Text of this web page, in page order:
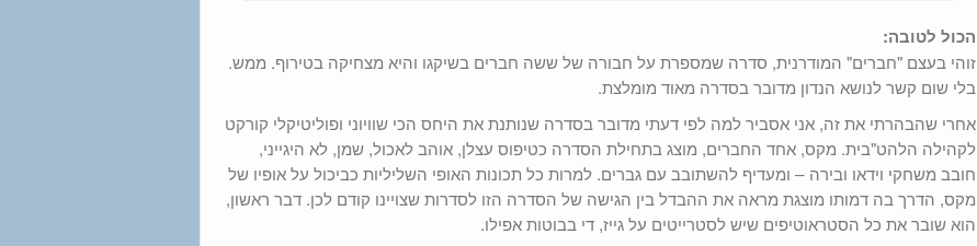
הכול לטובה:
זוהי בעצם "חברים" המודרנית, סדרה שמספרת על חבורה של ששה חברים בשיקגו והיא מצחיקה בטירוף. ממש.
בלי שום קשר לנושא הנדון מדובר בסדרה מאוד מומלצת.
אחרי שהבהרתי את זה, אני אסביר למה לפי דעתי מדובר בסדרה שנותנת את היחס הכי שוויוני ופוליטיקלי קורקט
לקהילה הלהט"בית. מקס, אחד החברים, מוצג בתחילת הסדרה כטיפוס עצלן, אוהב לאכול, שמן, לא היגייני,
חובב משחקי וידאו ובירה – ומעדיף להשתובב עם גברים. למרות כל תכונות האופי השליליות כביכול על אופיו של
מקס, הדרך בה דמותו מוצגת מראה את ההבדל בין הגישה של הסדרה הזו לסדרות שצויינו קודם לכן. דבר ראשון,
הוא שובר את כל הסטראוטיפים שיש לסטרייטים על גייז, די בבוטות אפילו.